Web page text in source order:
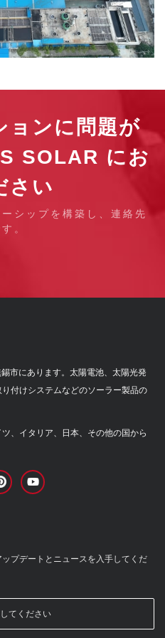
ョンに問題が
SOLAR にお
さい
シップを構築し、連絡先
。
市にあります。太陽電池、太陽光発
付けシステムなどのソーラー製品の
、イタリア、日本、その他の国から
プデートとニュースを入手してくだ